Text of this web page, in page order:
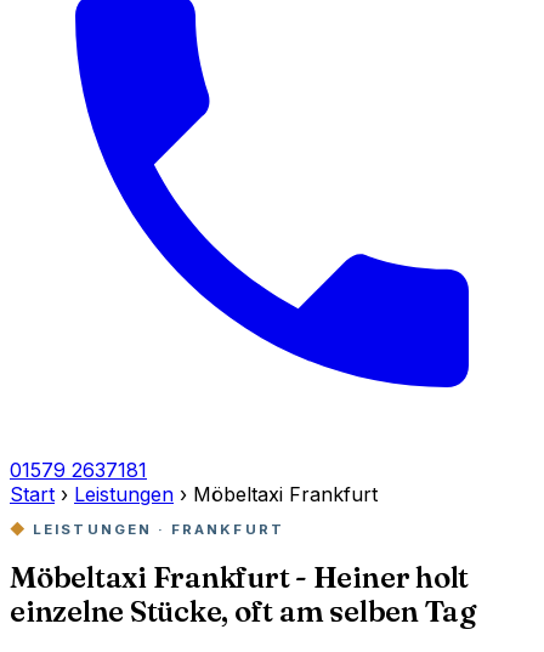
01579 2637181
Start › Leistungen › Möbeltaxi Frankfurt
LEISTUNGEN · FRANKFURT
Möbeltaxi Frankfurt - Heiner holt
einzelne Stücke, oft am selben Tag